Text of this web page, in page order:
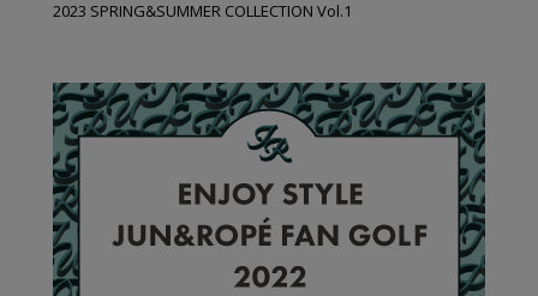
2023 SPRING&SUMMER COLLECTION Vol.1